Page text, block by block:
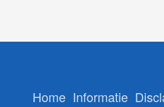
Home Informatie